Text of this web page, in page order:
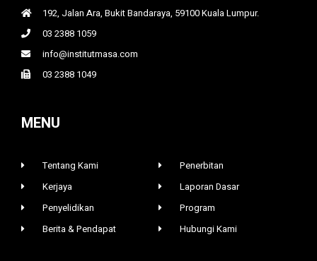
192, Jalan Ara, Bukit Bandaraya, 59100 Kuala Lumpur.
03 2388 1059
info@institutmasa.com
03 2388 1049
MENU
Tentang Kami
Kerjaya
Penyelidikan
Berita & Pendapat
Penerbitan
Laporan Dasar
Program
Hubungi Kami